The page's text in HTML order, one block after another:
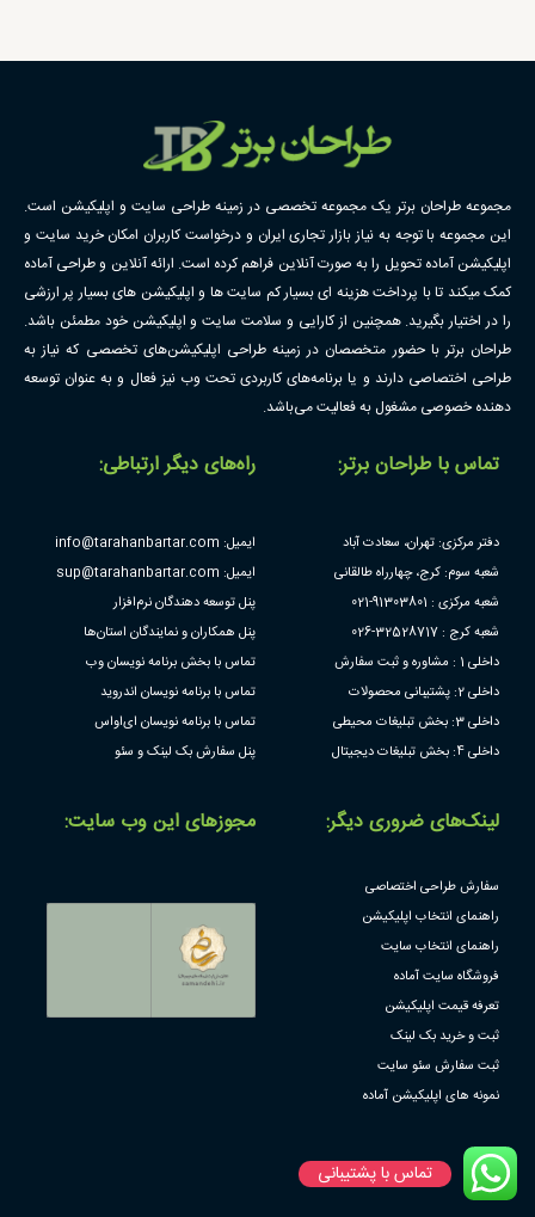
مجموعه طراحان برتر یک مجموعه تخصصی در زمینه طراحی سایت و اپلیکیشن است.
این مجموعه با توجه به نیاز بازار تجاری ایران و درخواست کاربران امکان خرید سایت و
اپلیکیشن آماده تحویل را به صورت آنلاین فراهم کرده است. ارائه آنلاین و طراحی آماده
کمک میکند تا با پرداخت هزینه ای بسیار کم سایت ها و اپلیکیشن های بسیار پر ارزشی
را در اختیار بگیرید. همچنین از کارایی و سلامت سایت و اپلیکیشن خود مطمئن باشد.
طراحان برتر با حضور متخصصان در زمینه طراحی اپلیکیشن‌های تخصصی که نیاز به
طراحی اختصاصی دارند و یا برنامه‌های کاربردی تحت وب نیز فعال و به عنوان توسعه
دهنده خصوصی مشغول به فعالیت می‌باشد.
تماس با طراحان برتر:
دفتر مرکزی: تهران، سعادت آباد
شعبه سوم: کرج، چهارراه طالقانی
شعبه مرکزی : 91303801-021
شعبه کرج : 32528717-026
داخلی 1 : مشاوره و ثبت سفارش
داخلی 2: پشتیبانی محصولات
داخلی 3: بخش تبلیغات محیطی
داخلی 4: بخش تبلیغات دیجیتال
راه‌های دیگر ارتباطی:
ایمیل: info@tarahanbartar.com
ایمیل: sup@tarahanbartar.com
پنل توسعه دهندگان نرم‌افزار
پنل همکاران و نمایندگان استان‌ها
تماس با بخش برنامه نویسان وب
تماس با برنامه نویسان اندروید
تماس با برنامه نویسان ای‌او‌اس
پنل سفارش بک لینک و سئو
لینک‌های ضروری دیگر:
سفارش طراحی اختصاصی
راهنمای انتخاب اپلیکیشن
راهنمای انتخاب سایت
فروشگاه سایت آماده
تعرفه قیمت اپلیکیشن
ثبت و خرید بک لینک
ثبت سفارش سئو سایت
نمونه های اپلیکیشن آماده
مجوز‌های این وب سایت:
تماس با پشتیبانی